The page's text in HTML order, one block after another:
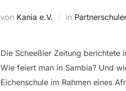
von Kania e.V. in
Die Scheeßler Zeitung berichtete
Wie feiert man in Sambia? Und
Eichenschule im Rahmen eines